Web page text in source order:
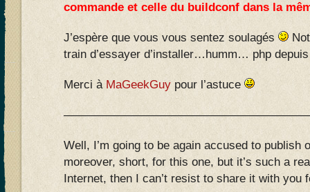
commande et celle du buildconf dans la
J’espère que vous vous sentez soulagés
train d’essayer d’installer…humm… php
Merci à MaGeekGuy pour l’astuce
Well, I’m going to be again accused to publish
moreover, short, for this one, but it’s such a
Internet, then I can’t resist to share it with you